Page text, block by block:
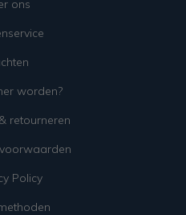
ons
worden?
retourneren
Policy